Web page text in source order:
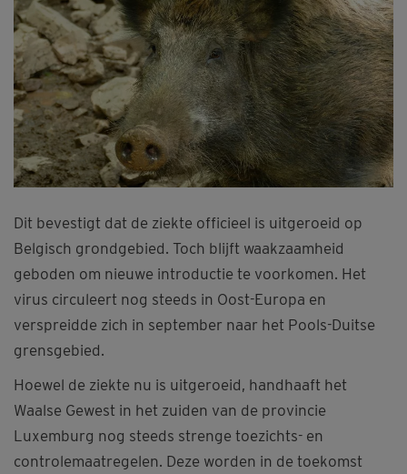
Dit bevestigt dat de ziekte officieel is uitgeroeid op
Belgisch grondgebied. Toch blijft waakzaamheid
geboden om nieuwe introductie te voorkomen. Het
virus circuleert nog steeds in Oost-Europa en
verspreidde zich in september naar het Pools-Duitse
grensgebied.
Hoewel de ziekte nu is uitgeroeid, handhaaft het
Waalse Gewest in het zuiden van de provincie
Luxemburg nog steeds strenge toezichts- en
controlemaatregelen. Deze worden in de toekomst